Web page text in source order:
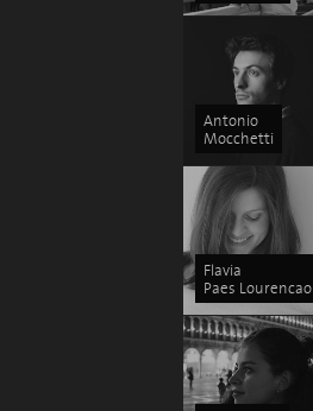
Antonio
Mocchetti
Flavia
Paes Lourencao